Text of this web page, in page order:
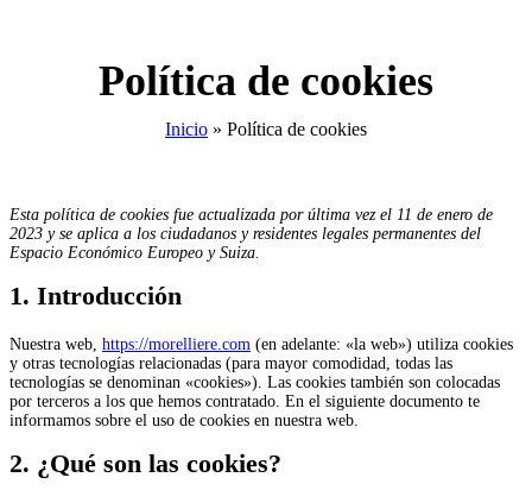
Política de cookies
Inicio » Política de cookies
Esta política de cookies fue actualizada por última vez el 11 de enero de
2023 y se aplica a los ciudadanos y residentes legales permanentes del
Espacio Económico Europeo y Suiza.
1. Introducción
Nuestra web, https://morelliere.com (en adelante: «la web») utiliza cookies
y otras tecnologías relacionadas (para mayor comodidad, todas las
tecnologías se denominan «cookies»). Las cookies también son colocadas
por terceros a los que hemos contratado. En el siguiente documento te
informamos sobre el uso de cookies en nuestra web.
2. ¿Qué son las cookies?